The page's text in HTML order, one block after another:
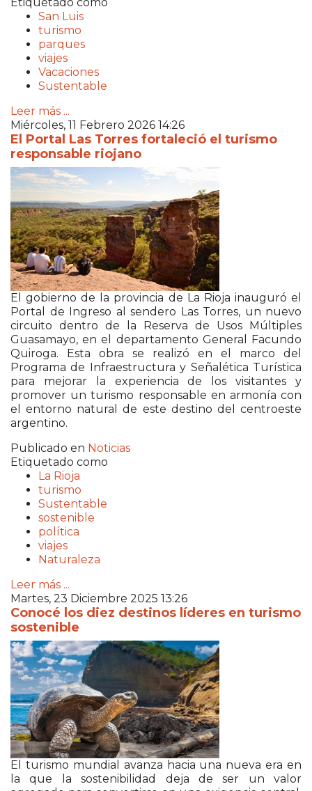
San Luis
turismo
parques
viajes
Vacaciones
Sustentable
Leer más ...
Miércoles, 11 Febrero 2026 14:26
El Portal Las Torres fortaleció el turismo
responsable riojano
El gobierno de la provincia de La Rioja inauguró el
Portal de Ingreso al sendero Las Torres, un nuevo
circuito dentro de la Reserva de Usos Múltiples
Guasamayo, en el departamento General Facundo
Quiroga. Esta obra se realizó en el marco del
Programa de Infraestructura y Señalética Turística
para mejorar la experiencia de los visitantes y
promover un turismo responsable en armonía con
el entorno natural de este destino del centroeste
argentino.
Publicado en Noticias
Etiquetado como
La Rioja
turismo
Sustentable
sostenible
política
viajes
Naturaleza
Leer más ...
Martes, 23 Diciembre 2025 13:26
Conocé los diez destinos líderes en turismo
sostenible
El turismo mundial avanza hacia una nueva era en
la que la sostenibilidad deja de ser un valor